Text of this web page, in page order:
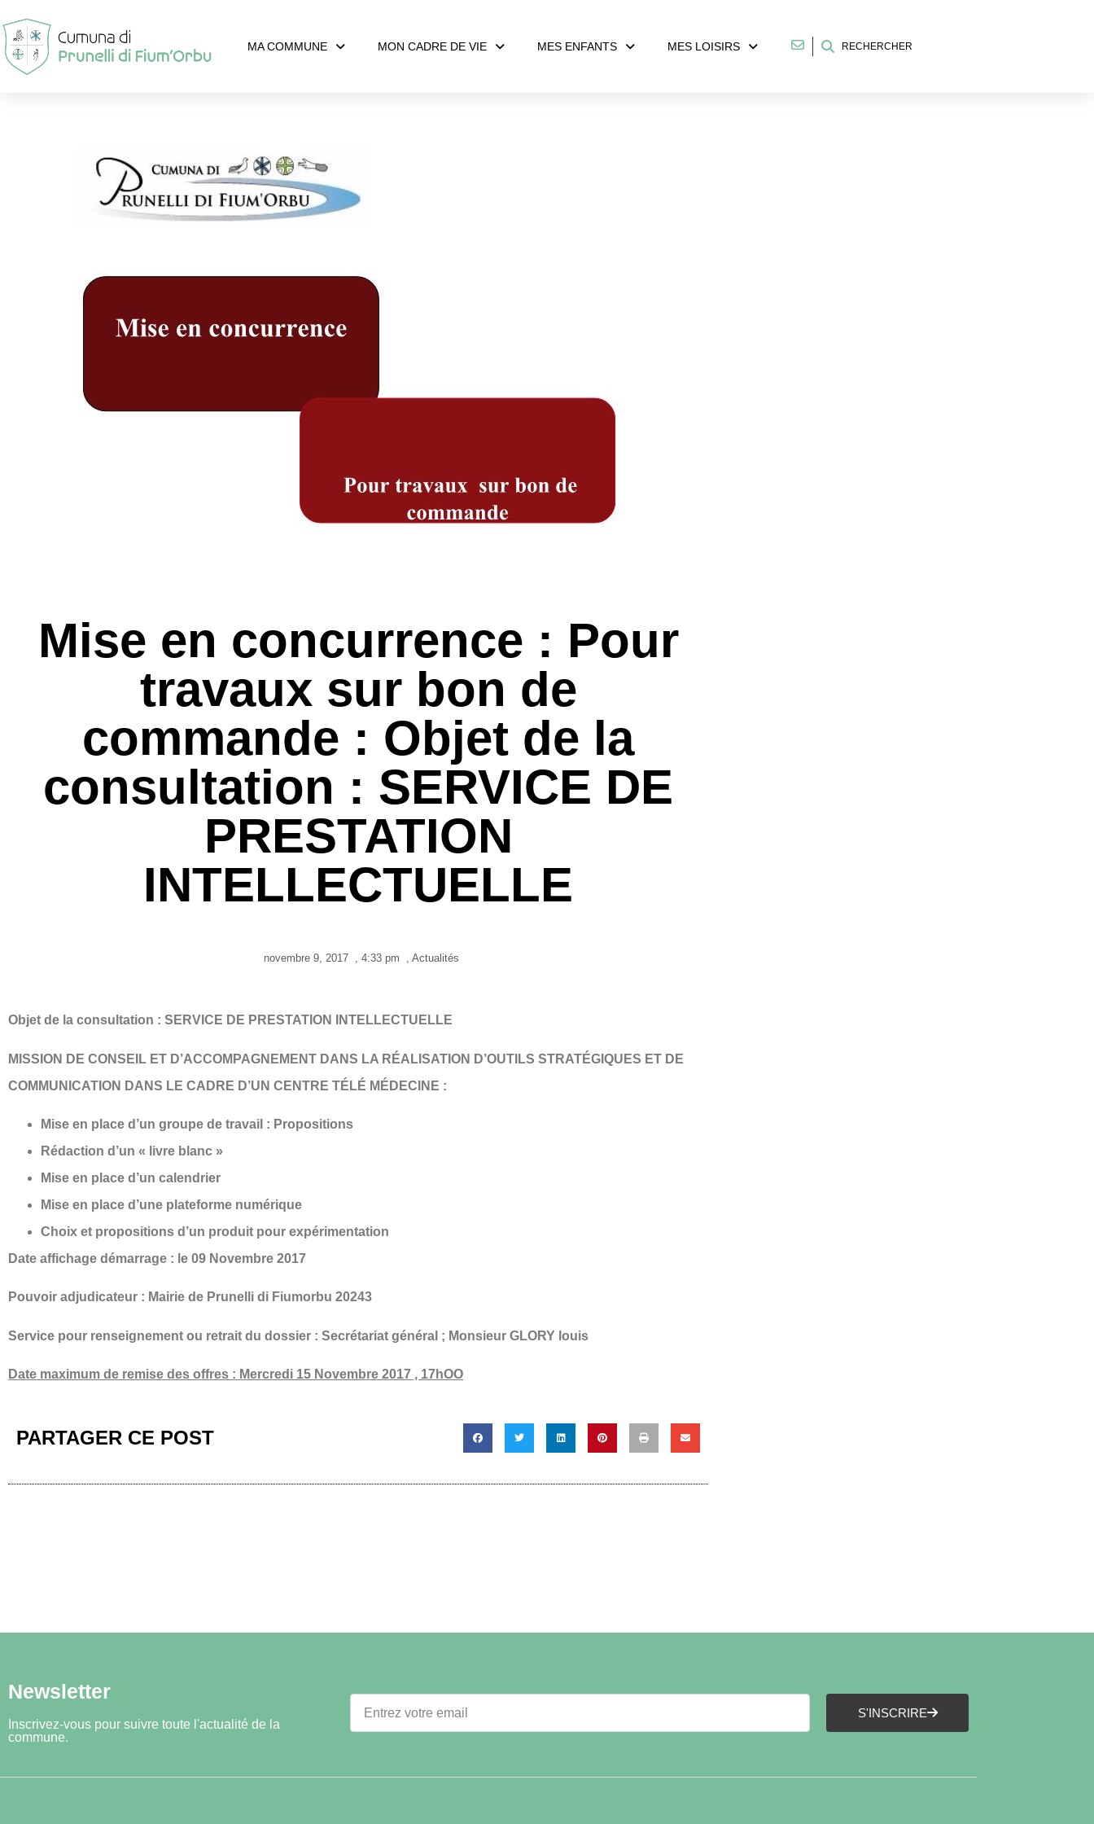
MA COMMUNE MON CADRE DE VIE MES ENFANTS MES LOISIRS RECHERCHER
Mise en concurrence : Pour
travaux sur bon de
commande : Objet de la
consultation : SERVICE DE
PRESTATION
INTELLECTUELLE
novembre 9, 2017 , 4:33 pm , Actualités
Objet de la consultation : SERVICE DE PRESTATION INTELLECTUELLE
MISSION DE CONSEIL ET D’ACCOMPAGNEMENT DANS LA RÉALISATION D’OUTILS STRATÉGIQUES ET DE
COMMUNICATION DANS LE CADRE D’UN CENTRE TÉLÉ MÉDECINE :
Mise en place d’un groupe de travail : Propositions
Rédaction d’un « livre blanc »
Mise en place d’un calendrier
Mise en place d’une plateforme numérique
Choix et propositions d’un produit pour expérimentation
Date affichage démarrage : le 09 Novembre 2017
Pouvoir adjudicateur : Mairie de Prunelli di Fiumorbu 20243
Service pour renseignement ou retrait du dossier : Secrétariat général ; Monsieur GLORY louis
Date maximum de remise des offres : Mercredi 15 Novembre 2017 , 17hOO
PARTAGER CE POST
Newsletter
Inscrivez-vous pour suivre toute l'actualité de la
commune.
S'INSCRIRE